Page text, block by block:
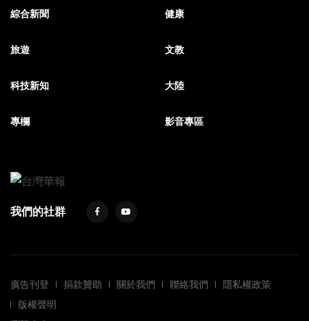
綜合新聞 健康
旅遊 文教
科技新知 大陸
專欄 影音專區
我們的社群
廣告刊登 捐款贊助 關於我們 聯絡我們
隱私權政策
版權聲明